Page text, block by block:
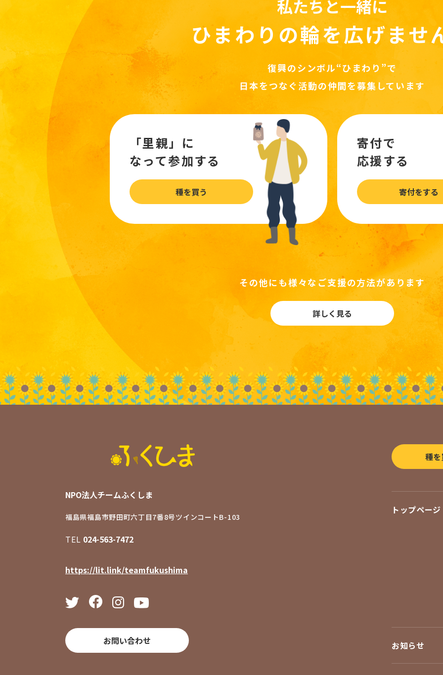
私たちと一緒に
ひまわりの輪を広げませ
復興のシンボル“ひまわり”で
日本をつなぐ活動の仲間を募集しています
「里親」に
なって参加する
種を買う
寄付で
応援する
寄付をする
その他にも様々なご支援の方法があります
詳しく見る
NPO法人チームふくしま
福島県福島市野田町六丁目7番8号ツインコートB-103
TEL 024-563-7472
https://lit.link/teamfukushima
お問い合わせ
種
トップページ
お知らせ